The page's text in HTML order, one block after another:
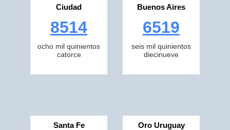
Ciudad
8514
ocho mil quinientos
catorce
Buenos Aires
6519
seis mil quinientos
diecinueve
Santa Fe Oro Uruguay